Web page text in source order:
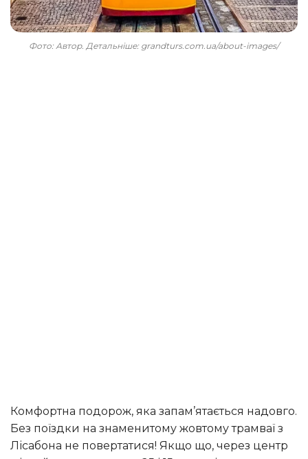
Фото: Автор. Детальніше: grandturs.com.ua/about-images/
комфортна подорож, яка запам’ятається надовго.
Без поїздки на знаменитому жовтому трамваї з
Лісабона не повертатися! Якщо що, через центр